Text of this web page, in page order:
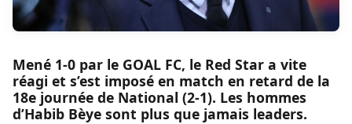
Mené 1-0 par le GOAL FC, le Red Star a vite
réagi et s’est imposé en match en retard de la
18e journée de National (2-1). Les hommes
d’Habib Bèye sont plus que jamais leaders.